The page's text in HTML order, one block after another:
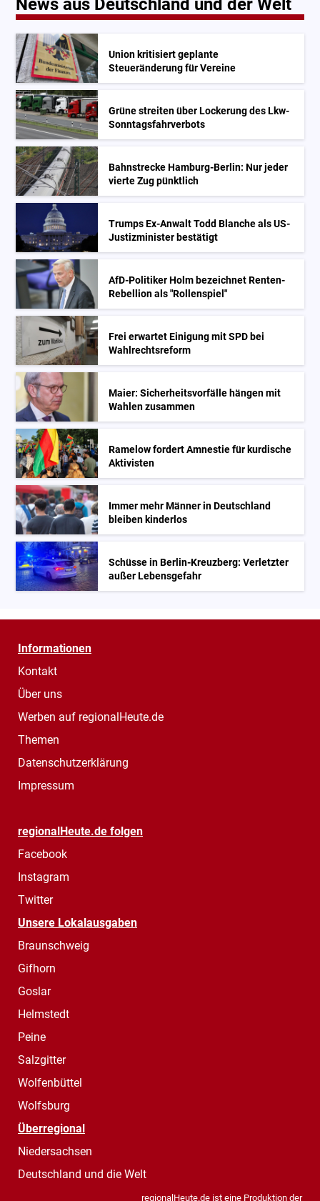
News aus Deutschland und der Welt
Union kritisiert geplante
Steueränderung für Vereine
Grüne streiten über Lockerung des Lkw-
Sonntagsfahrverbots
Bahnstrecke Hamburg-Berlin: Nur jeder
vierte Zug pünktlich
Trumps Ex-Anwalt Todd Blanche als US-
Justizminister bestätigt
AfD-Politiker Holm bezeichnet Renten-
Rebellion als "Rollenspiel"
Frei erwartet Einigung mit SPD bei
Wahlrechtsreform
Maier: Sicherheitsvorfälle hängen mit
Wahlen zusammen
Ramelow fordert Amnestie für kurdische
Aktivisten
Immer mehr Männer in Deutschland
bleiben kinderlos
Schüsse in Berlin-Kreuzberg: Verletzter
außer Lebensgefahr
Informationen
Kontakt
Über uns
Werben auf regionalHeute.de
Themen
Datenschutzerklärung
Impressum
regionalHeute.de folgen
Facebook
Instagram
Twitter
Unsere Lokalausgaben
Braunschweig
Gifhorn
Goslar
Helmstedt
Peine
Salzgitter
Wolfenbüttel
Wolfsburg
Überregional
Niedersachsen
Deutschland und die Welt
regionalHeute.de ist eine Produktion der